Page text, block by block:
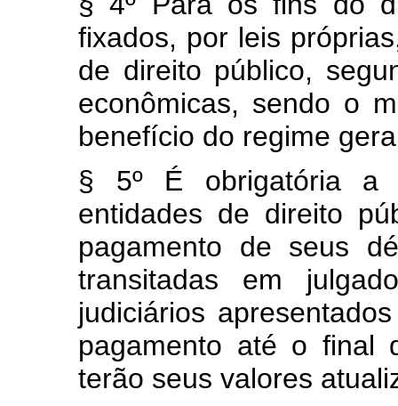
fixados, por leis
de direito público,
econômicas, sendo o
benefício do regime
§ 5º É obrigatória a
entidades de direito
pagamento de seus
transitadas em
judiciários
pagamento até o final
terão seus valores